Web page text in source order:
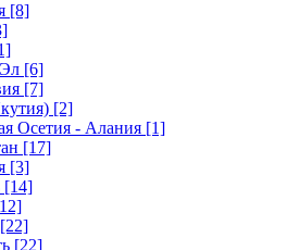
[8]
[6]
[7]
[2]
Осетия - Алания [1]
[17]
[3]
[14]
[22]